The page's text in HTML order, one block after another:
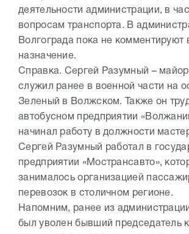
деятельности администрации, в
вопросам транспорта. В
Волгограда пока не комментируют
назначение.
Справка. Сергей Разумный – майор
служил ранее в военной части на
Зеленый в Волжском. Также он
автобусном предприятии
начинал работу в должности
Сергей Разумный работал в
предприятии «Мострансавто»,
занималось организацией
перевозок в столичном регионе.
Напомним, ранее из
был уволен бывший председатель